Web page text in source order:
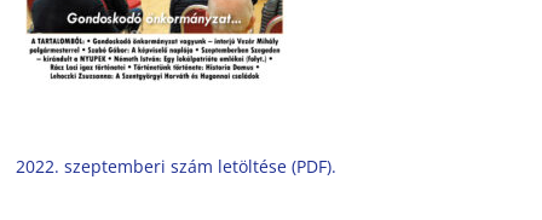
2022. szeptemberi szám letöltése (PDF).